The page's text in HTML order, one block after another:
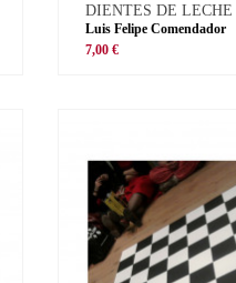
DIENTES DE LECHE
Luis Felipe Comendador
7,00 €